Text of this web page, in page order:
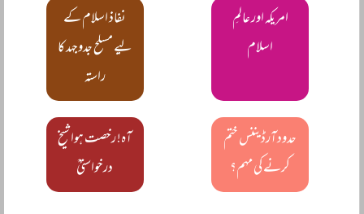
امریکہ اور عالمِ
اسلام
نفاذ اسلام کے
لیے مسلح جدوجہد کا
راستہ
حدود آرڈیننس ختم
کرنے کی مہم؟
آہ! رخصت ہوا شیخ
درخواستیؒ